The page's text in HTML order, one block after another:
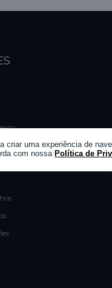
criar uma experiência de
com nossa Política de